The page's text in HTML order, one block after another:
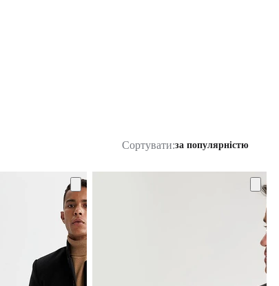
Сортувати:за популярністю